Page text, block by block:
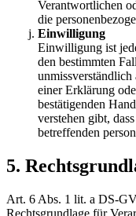
Verantwortlichen
die
Einwilligung
Einwilligung ist
den bestimmten
einer Erklärung
bestätigenden
verstehen gibt,
betreffenden
5.
Art. 6 Abs. 1 lit. a DS-